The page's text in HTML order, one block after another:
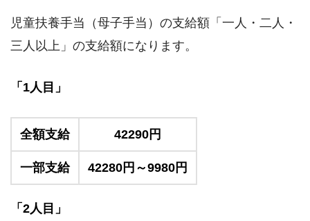
児童扶養手当（母子手当）の支給額「一人・二人・
三人以上」の支給額になります。
「1人目」
全額支給 42290円
一部支給 42280円～9980円
「2人目」